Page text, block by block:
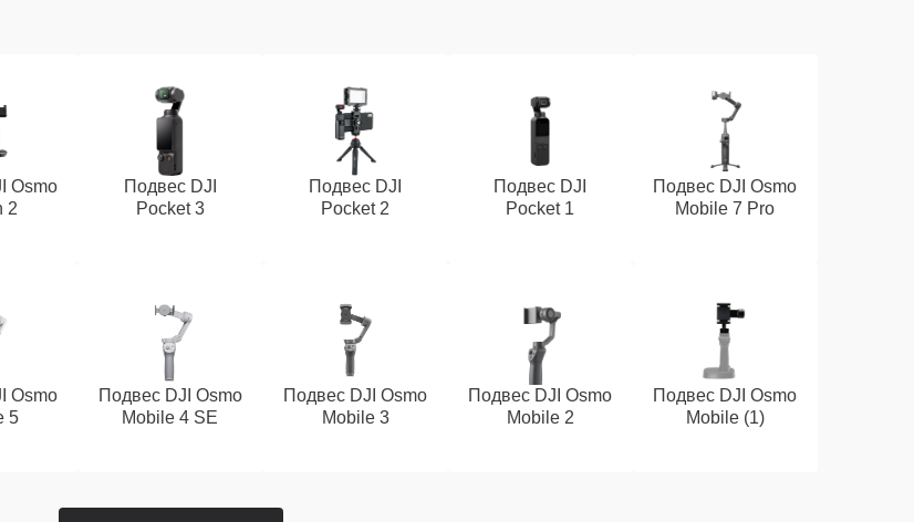
Osmo
2
Подвес DJI
Pocket 3
Подвес DJI
Pocket 2
Подвес DJI
Pocket 1
Подвес DJI Osmo
Mobile 7 Pro
Osmo
5
Подвес DJI Osmo
Mobile 4 SE
Подвес DJI Osmo
Mobile 3
Подвес DJI Osmo
Mobile 2
Подвес DJI Osmo
Mobile (1)